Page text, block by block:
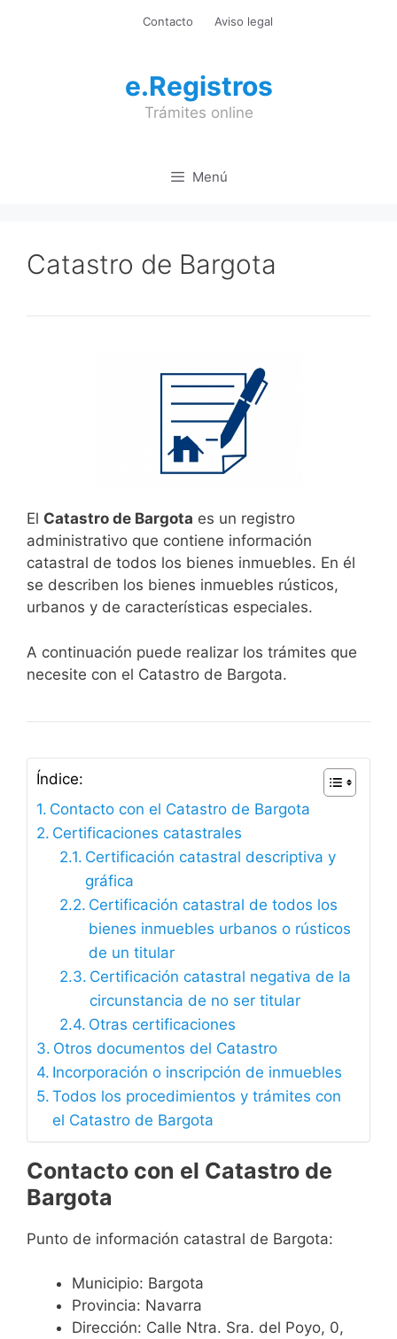
Contacto Aviso legal
e.Registros
Trámites online
Menú
Catastro de Bargota
El Catastro de Bargota es un registro
administrativo que contiene información
catastral de todos los bienes inmuebles. En él
se describen los bienes inmuebles rústicos,
urbanos y de características especiales.
A continuación puede realizar los trámites que
necesite con el Catastro de Bargota.
Índice:
Contacto con el Catastro de Bargota
Certificaciones catastrales
Certificación catastral descriptiva y
gráfica
Certificación catastral de todos los
bienes inmuebles urbanos o rústicos
de un titular
Certificación catastral negativa de la
circunstancia de no ser titular
Otras certificaciones
Otros documentos del Catastro
Incorporación o inscripción de inmuebles
Todos los procedimientos y trámites con
el Catastro de Bargota
Contacto con el Catastro de
Bargota
Punto de información catastral de Bargota:
Municipio: Bargota
Provincia: Navarra
Dirección: Calle Ntra. Sra. del Poyo, 0,